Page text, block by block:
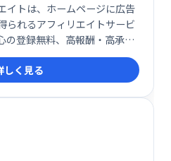
イトは、ホームページに広告
られるアフィリエイトサービ
の登録無料、高報酬・高承認
手数料も無料です。会員ラン
手軽に副収入を得たい方に
しく見る